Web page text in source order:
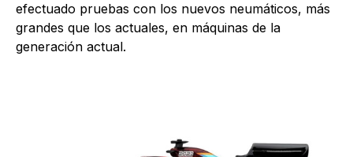
efectuado pruebas con los nuevos neumáticos, más
grandes que los actuales, en máquinas de la
generación actual.